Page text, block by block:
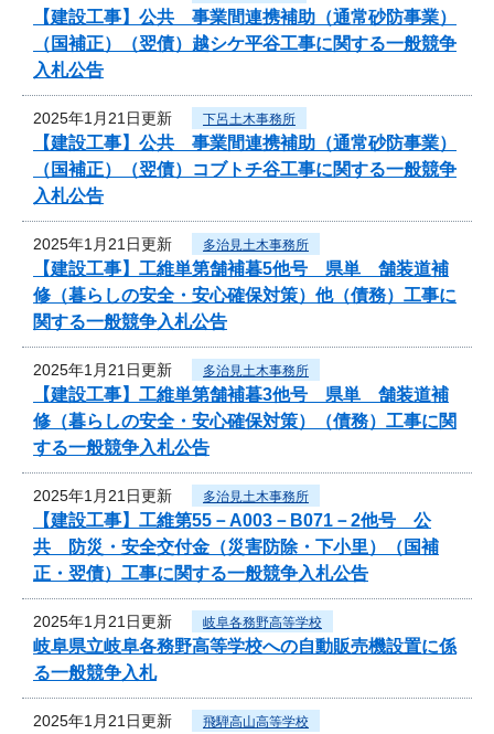
【建設工事】公共 事業間連携補助（通常砂防事業）
（国補正）（翌債）越シケ平谷工事に関する一般競争
入札公告
2025年1月21日更新 下呂土木事務所
【建設工事】公共 事業間連携補助（通常砂防事業）
（国補正）（翌債）コブトチ谷工事に関する一般競争
入札公告
2025年1月21日更新 多治見土木事務所
【建設工事】工維単第舗補暮5他号 県単 舗装道補
修（暮らしの安全・安心確保対策）他（債務）工事に
関する一般競争入札公告
2025年1月21日更新 多治見土木事務所
【建設工事】工維単第舗補暮3他号 県単 舗装道補
修（暮らしの安全・安心確保対策）（債務）工事に関
する一般競争入札公告
2025年1月21日更新 多治見土木事務所
【建設工事】工維第55－A003－B071－2他号 公
共 防災・安全交付金（災害防除・下小里）（国補
正・翌債）工事に関する一般競争入札公告
2025年1月21日更新 岐阜各務野高等学校
岐阜県立岐阜各務野高等学校への自動販売機設置に係
る一般競争入札
2025年1月21日更新 飛騨高山高等学校